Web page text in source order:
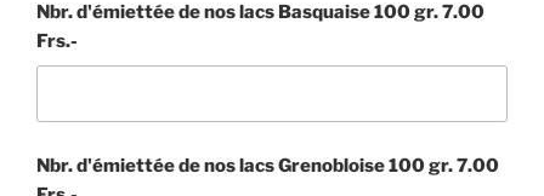
Nbr. d'émiettée de nos lacs Basquaise 100 gr. 7.00
Frs.-
Nbr. d'émiettée de nos lacs Grenobloise 100 gr. 7.00